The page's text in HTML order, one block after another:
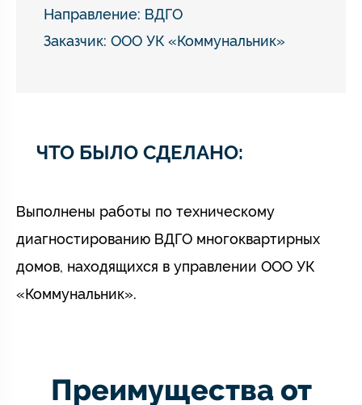
Направление: ВДГО
Заказчик: ООО УК «Коммунальник»
ЧТО БЫЛО СДЕЛАНО:
Выполнены работы по техническому
диагностированию ВДГО многоквартирных
домов, находящихся в управлении ООО УК
«Коммунальник».
Преимущества от